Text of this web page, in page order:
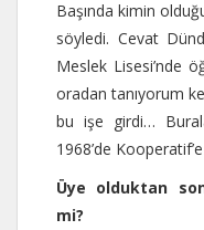
Başında kimin
söyledi. Cevat
Meslek Lisesi’nde
oradan tanıyorum
bu işe girdi…
1968’de
Üye olduktan
mi?